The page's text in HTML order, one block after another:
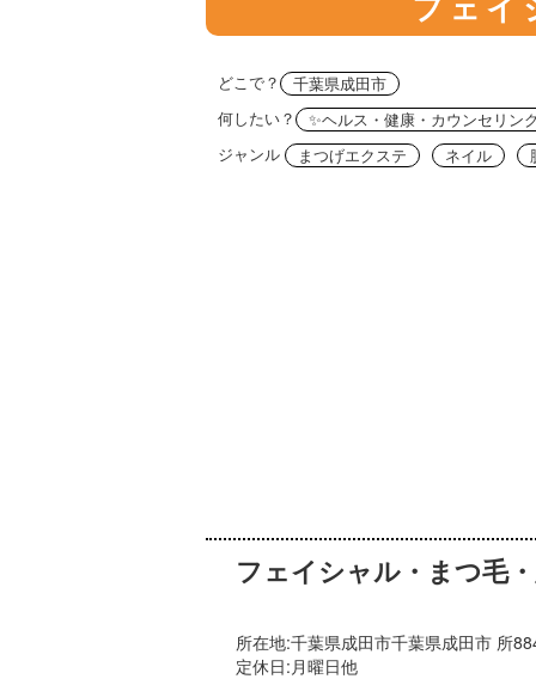
どこで？
千葉県成田市
何したい？
✨ヘルス・健康・カウンセリン
ジャンル
ネイル
まつげエクステ
フェイシャル・まつ毛
所在地:千葉県成田市千葉県成田市 所
定休日:月曜日他